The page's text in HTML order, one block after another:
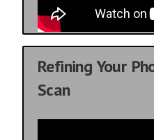
Refining Your
Scan